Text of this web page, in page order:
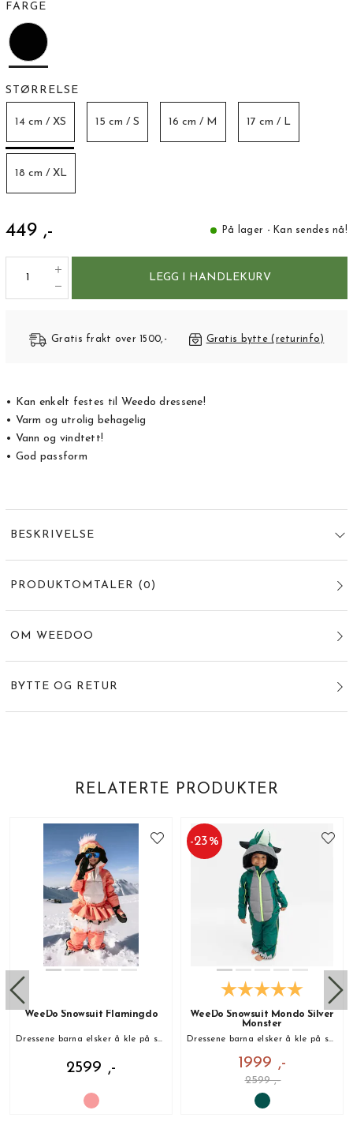
FARGE
STØRRELSE
14 cm / XS 15 cm / S 16 cm / M 17 cm / L
18 cm / XL
449 ,- På lager - Kan sendes nå!
LEGG I HANDLEKURV
Gratis frakt over 1500,- Gratis bytte (returinfo)
• Kan enkelt festes til Weedo dressene!
• Varm og utrolig behagelig
• Vann og vindtett!
• God passform
BESKRIVELSE
PRODUKTOMTALER (0 )
OM WEEDOO
BYTTE OG RETUR
RELATERTE PRODUKTER
WeeDo Snowsuit Flamingdo
Dressene barna elsker å kle på seg!
2599 ,-
-23%
WeeDo Snowsuit Mondo Silver
Monster
Dressene barna elsker å kle på seg!
1999 ,-
2599 ,-